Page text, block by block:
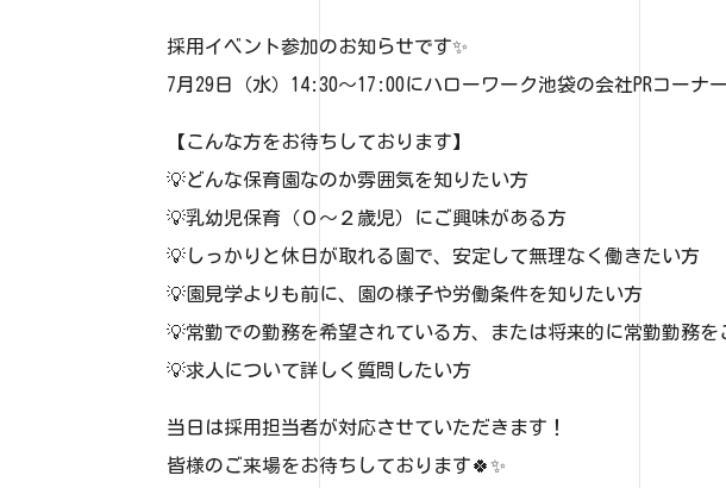
採用イベント参加のお知らせです✨
7月29日（水）14:30～17:00にハローワーク池袋の会社PRコーナ
【こんな方をお待ちしております】
💡どんな保育園なのか雰囲気を知りたい方
💡乳幼児保育（０～２歳児）にご興味がある方
💡しっかりと休日が取れる園で、安定して無理なく働きたい方
💡園見学よりも前に、園の様子や労働条件を知りたい方
💡常勤での勤務を希望されている方、または将来的に常勤勤務を
💡求人について詳しく質問したい方
当日は採用担当者が対応させていただきます！
皆様のご来場をお待ちしております🍀✨